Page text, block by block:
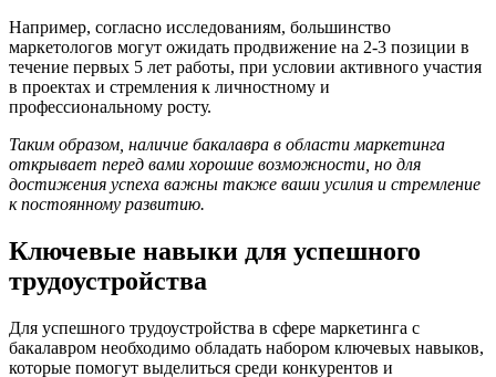
Например, согласно исследованиям, большинство
маркетологов могут ожидать продвижение на 2-3 позиции в
течение первых 5 лет работы, при условии активного участия
в проектах и стремления к личностному и
профессиональному росту.
Таким образом, наличие бакалавра в области маркетинга
открывает перед вами хорошие возможности, но для
достижения успеха важны также ваши усилия и стремление
к постоянному развитию.
Ключевые навыки для успешного
трудоустройства
Для успешного трудоустройства в сфере маркетинга с
бакалавром необходимо обладать набором ключевых навыков,
которые помогут выделиться среди конкурентов и